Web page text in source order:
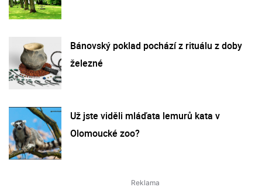
Bánovský poklad pochází z rituálu z doby
železné
Už jste viděli mláďata lemurů kata v
Olomoucké zoo?